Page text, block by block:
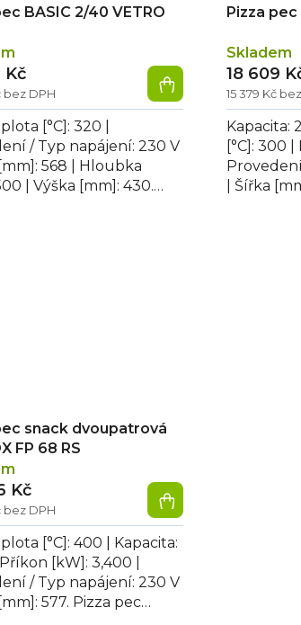
BASIC 2/40 VETRO
bez DPH
Kč
[°C]: 320 |
/ Typ napájení: 230 V
[mm]: 568 | Hloubka
| Výška [mm]: 430.
Pizza
Skladem
15 379 Kč
18 609
Kapacita:
[°C]: 300
| Šířka
snack dvoupatrová
FP 68 RS
bez DPH
Kč
[°C]: 400 | Kapacita:
[kW]: 3,400 |
/ Typ napájení: 230 V
[mm]: 577. Pizza pec